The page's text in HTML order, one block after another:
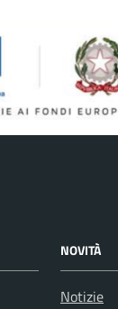
NOVITÀ
Notizie